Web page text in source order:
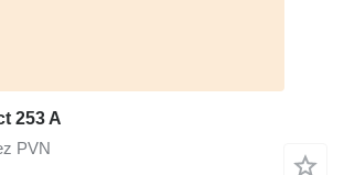
253 A
PVN